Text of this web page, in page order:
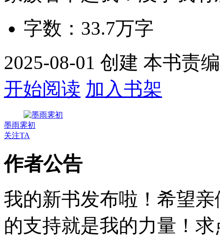
字数： 33.7万字
2025-08-01 创建 本书责
开始阅读 加入书架
墨雨霁初
关注TA
作者公告
我的新书发布啦！希望
的支持就是我的力量！